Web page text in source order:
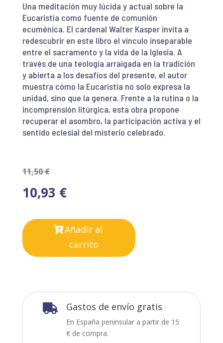
Una meditación muy lúcida y actual sobre la
Eucaristía como fuente de comunión
ecuménica. El cardenal Walter Kasper invita a
redescubrir en este libro el vínculo inseparable
entre el sacramento y la vida de la Iglesia. A
través de una teología arraigada en la tradición
y abierta a los desafíos del presente, el autor
muestra cómo la Eucaristía no solo expresa la
unidad, sino que la genera. Frente a la rutina o la
incomprensión litúrgica, esta obra propone
recuperar el asombro, la participación activa y el
sentido eclesial del misterio celebrado.
11,50€
10,93 €
Añadir al
carrito
 Gastos de envío gratis
En España peninsular a partir de 15
€ de compra.